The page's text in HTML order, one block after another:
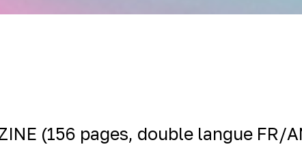
(156 pages, double langue FR/